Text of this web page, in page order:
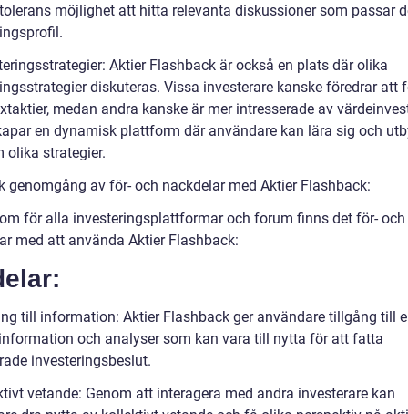
möjlighet att hitta relevanta diskussioner som passar
Aktier Flashback är också en plats där olika
diskuteras. Vissa investerare kanske föredrar att
medan andra kanske är mer intresserade av
en dynamisk plattform där användare kan lära sig och
olika strategier.
genomgång av för- och nackdelar med Aktier Flashback:
för alla investeringsplattformar och forum finns det för- och
med att använda Aktier Flashback:
till information: Aktier Flashback ger användare tillgång till
och analyser som kan vara till nytta för att fatta
investeringsbeslut.
vetande: Genom att interagera med andra investerare kan